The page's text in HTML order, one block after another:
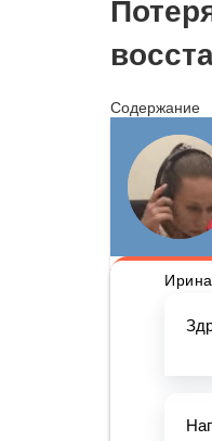
Содержание